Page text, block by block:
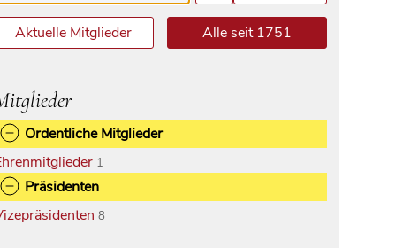
Aktuelle Mitglieder Alle seit 1751
Ordentliche Mitglieder
1
Präsidenten
8